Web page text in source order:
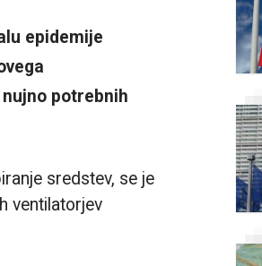
epidemije
potrebnih
sredstev, se je
ventilatorjev